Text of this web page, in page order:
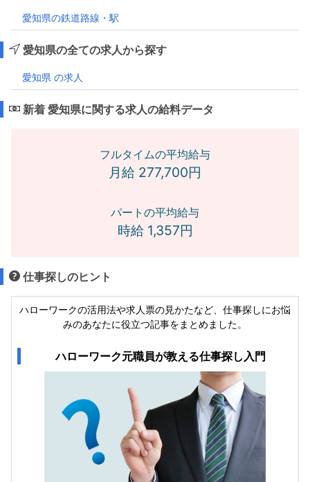
愛知県の鉄道路線・駅
愛知県の全ての求人から探す
愛知県 の求人
新着 愛知県に関する求人の給料データ
フルタイムの平均給与
月給 277,700円
パートの平均給与
時給 1,357円
仕事探しのヒント
ハローワークの活用法や求人票の見かたなど、仕事探しにお悩
みのあなたに役立つ記事をまとめました。
ハローワーク元職員が教える仕事探し入門